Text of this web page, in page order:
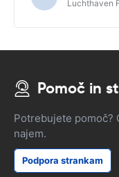
Luchthaven
Pomoč in
Potrebujete pomoč?
najem.
Podpora strankam